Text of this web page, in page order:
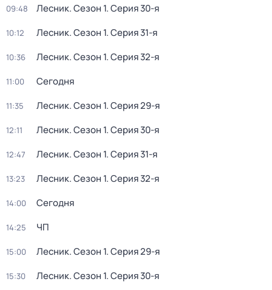
09:48 Лесник. Сезон 1. Серия 30-я
10:12 Лесник. Сезон 1. Серия 31-я
10:36 Лесник. Сезон 1. Серия 32-я
11:00 Сегодня
11:35 Лесник. Сезон 1. Серия 29-я
12:11 Лесник. Сезон 1. Серия 30-я
12:47 Лесник. Сезон 1. Серия 31-я
13:23 Лесник. Сезон 1. Серия 32-я
14:00 Сегодня
14:25 ЧП
15:00 Лесник. Сезон 1. Серия 29-я
15:30 Лесник. Сезон 1. Серия 30-я